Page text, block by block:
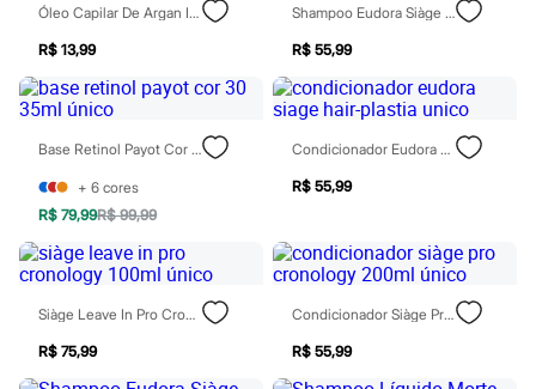
Camisetas
Calças
Calçados
Regatas
Moda íntima
Cuecas
Meias
Moda praia
Personagens
Plus size
Blusas e Camisetas
Calças
Casacos e Jaquetas
Jeans
Moda esportiva
Shorts e Bermudas
Óleo Capilar De Argan Inoar 7ml
R$ 13,99
Shampoo Eudora Siàge Nutri Rose Único
R$ 55,99
Base Retinol Payot Cor 30 35ml Único
+ 6 cores
R$ 79,99R$ 99,99
Condicionador Eudora Siage Hair-Plastia Unico
R$ 55,99
Siàge Leave In Pro Cronology 100ml Único
R$ 75,99
Condicionador Siàge Pro Cronology 200ml Único
R$ 55,99